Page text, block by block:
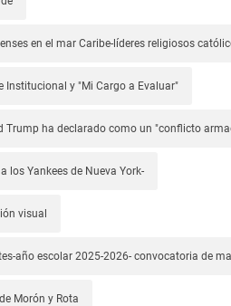
en el mar Caribe-líderes religiosos
Institucional y "Mi Cargo a Evaluar"
Trump ha declarado como un "conflicto
los Yankees de Nueva York-
visual
año escolar 2025-2026- convocatoria de
Morón y Rota